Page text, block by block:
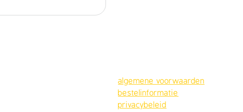
algemene voorwaarden
bestelinformatie
privacybeleid